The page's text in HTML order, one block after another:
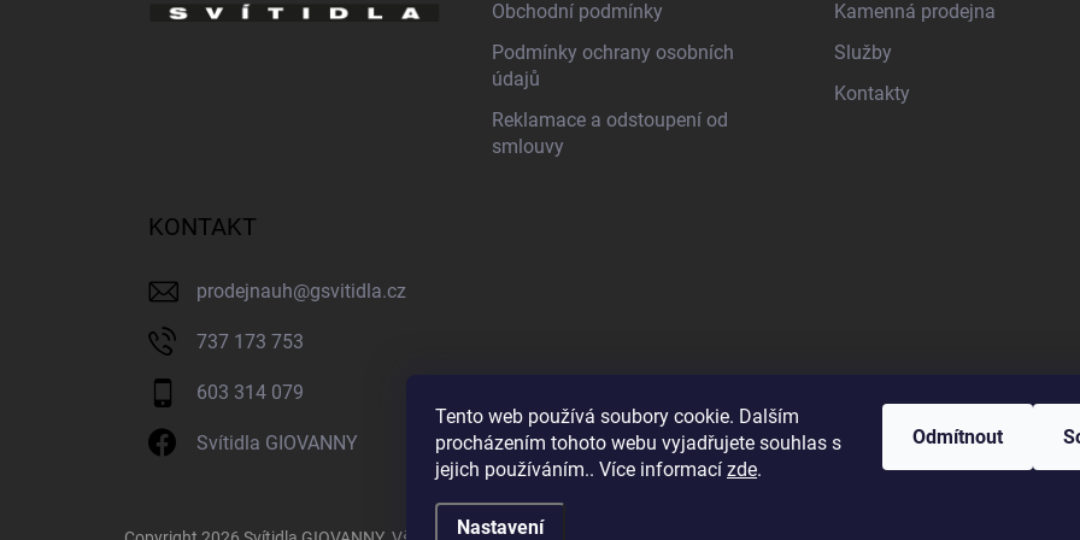
Tento web používá soubory cookie. Dalším
procházením tohoto webu vyjadřujete souhlas s
jejich používáním.. Více informací zde.
Nastavení
Odmítnout
Obchodní podmínky
Podmínky ochrany osobních
údajů
Reklamace a odstoupení od
smlouvy
Kamenná prodejna
Služby
Kontakty
KONTAKT
prodejnauh@gsvitidla.cz
737 173 753
603 314 079
Svítidla GIOVANNY